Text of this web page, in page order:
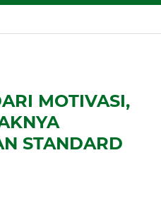
MOTIVASI,
STANDARD